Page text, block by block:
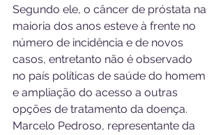
Segundo ele, o câncer de próstata na
maioria dos anos esteve à frente no
número de incidência e de novos
casos, entretanto não é observado
no país políticas de saúde do homem
e ampliação do acesso a outras
opções de tratamento da doença.
Marcelo Pedroso, representante da